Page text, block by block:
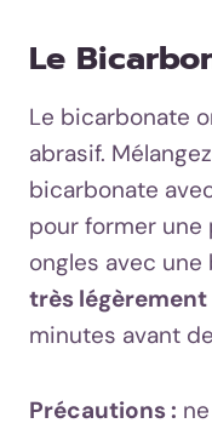
Le
Le bicarbonate
abrasif.
bicarbonate
pour former une
ongles avec
très légèrement
minutes avant
Précautions :